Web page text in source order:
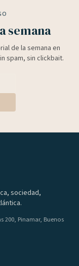
semana
de la semana en
spam, sin clickbait.
sociedad,
200, Pinamar, Buenos